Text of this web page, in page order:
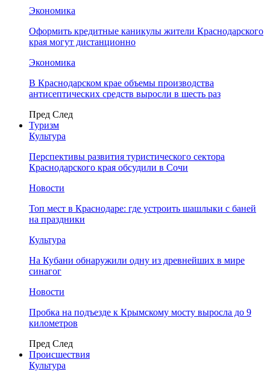
Экономика
Оформить кредитные каникулы жители Краснодарского
края могут дистанционно
Экономика
В Краснодарском крае объемы производства
антисептических средств выросли в шесть раз
Пред След
Туризм
Культура
Перспективы развития туристического сектора
Краснодарского края обсудили в Сочи
Новости
Топ мест в Краснодаре: где устроить шашлыки с баней
на праздники
Культура
На Кубани обнаружили одну из древнейших в мире
синагог
Новости
Пробка на подъезде к Крымскому мосту выросла до 9
километров
Пред След
Происшествия
Культура